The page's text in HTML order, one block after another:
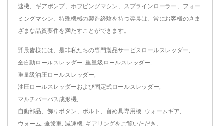
速機、ギアポンプ、ホブビングマシン、スプラインローラー、フォー
ミングマシン、特殊機械の製造経験を持つ羿晨は、常にお客様のさま
ざまな品質要件を満たすことができます。
羿晨皆様には、是非私たちの専門製品サービス ロールスレッダー
全自動ロールスレッダー 重量級ロールスレッダー
重量級油圧ロールスレッダー
油圧ロールスレッダーおよび固定式ロールスレッダー
マルチパーパス成形機
自動部品、飾りボタン、ボルト、留め具専用機 ウォームギア
ウォーム 傘歯車 減速機 ギアリングをご覧いただき、